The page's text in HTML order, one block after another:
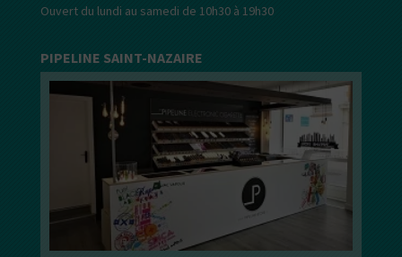
Ouvert du lundi au samedi de 10h30 à 19h30
PIPELINE SAINT-NAZAIRE